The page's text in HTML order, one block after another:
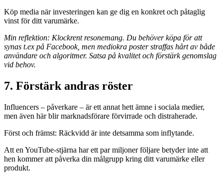
Köp media när investeringen kan ge dig en konkret och påtaglig
vinst för ditt varumärke.
Min reflektion: Klockrent resonemang. Du behöver köpa för att
synas t.ex på Facebook, men mediokra poster straffas hårt av både
användare och algoritmer. Satsa på kvalitet och förstärk genomslag
vid behov.
7. Förstärk andras röster
Influencers – påverkare – är ett annat hett ämne i sociala medier,
men även här blir marknadsförare förvirrade och distraherade.
Först och främst: Räckvidd är inte detsamma som inflytande.
Att en YouTube-stjärna har ett par miljoner följare betyder inte att
hen kommer att påverka din målgrupp kring ditt varumärke eller
produkt.